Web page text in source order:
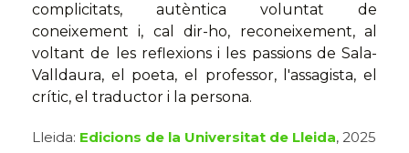
complicitats, autèntica voluntat de
coneixement i, cal dir-ho, reconeixement, al
voltant de les reflexions i les passions de Sala-
Valldaura, el poeta, el professor, l'assagista, el
crític, el traductor i la persona.
Lleida: Edicions de la Universitat de Lleida, 2025